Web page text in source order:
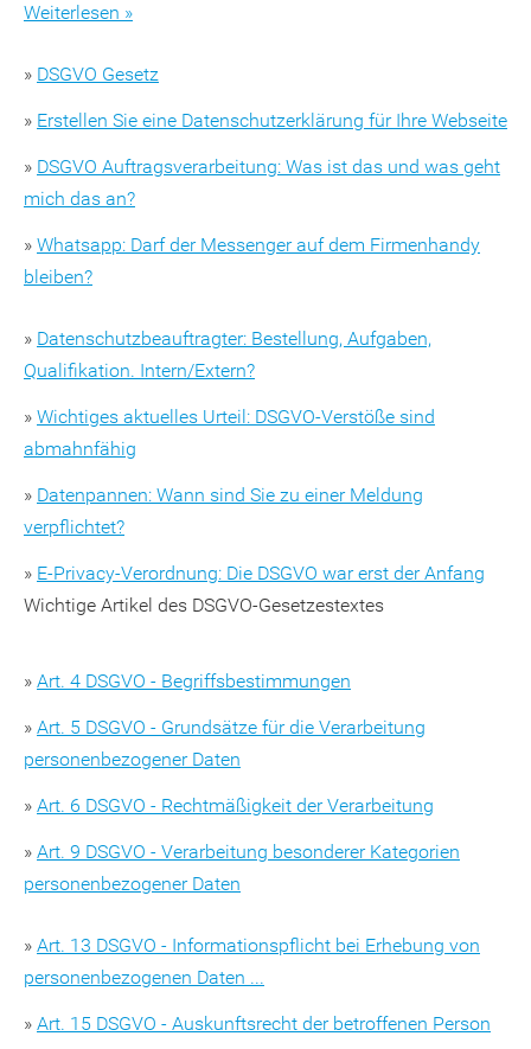
Weiterlesen »
» DSGVO Gesetz
» Erstellen Sie eine Datenschutzerklärung für Ihre Webseite
» DSGVO Auftragsverarbeitung: Was ist das und was geht
mich das an?
» Whatsapp: Darf der Messenger auf dem Firmenhandy
bleiben?
» Datenschutzbeauftragter: Bestellung, Aufgaben,
Qualifikation. Intern/Extern?
» Wichtiges aktuelles Urteil: DSGVO-Verstöße sind
abmahnfähig
» Datenpannen: Wann sind Sie zu einer Meldung
verpflichtet?
» E-Privacy-Verordnung: Die DSGVO war erst der Anfang
Wichtige Artikel des DSGVO-Gesetzestextes
» Art. 4 DSGVO - Begriffsbestimmungen
» Art. 5 DSGVO - Grundsätze für die Verarbeitung
personenbezogener Daten
» Art. 6 DSGVO - Rechtmäßigkeit der Verarbeitung
» Art. 9 DSGVO - Verarbeitung besonderer Kategorien
personenbezogener Daten
» Art. 13 DSGVO - Informationspflicht bei Erhebung von
personenbezogenen Daten ...
» Art. 15 DSGVO - Auskunftsrecht der betroffenen Person